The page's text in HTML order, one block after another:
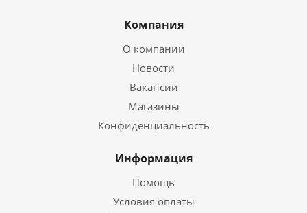
Компания
О компании
Новости
Вакансии
Магазины
Конфиденциальность
Информация
Помощь
Условия оплаты